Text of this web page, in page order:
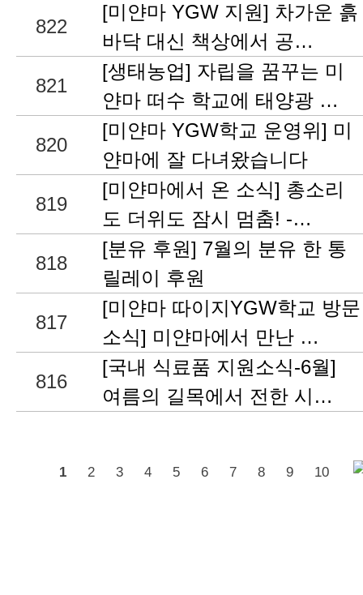
822
[미얀마 YGW 지원] 차가운 흙
바닥 대신 책상에서 공…
821
[생태농업] 자립을 꿈꾸는 미
얀마 떠수 학교에 태양광 …
820
[미얀마 YGW학교 운영위] 미
얀마에 잘 다녀왔습니다
819
[미얀마에서 온 소식] 총소리
도 더위도 잠시 멈춤! -…
818
[분유 후원] 7월의 분유 한 통
릴레이 후원
817
[미얀마 따이지YGW학교 방문
소식] 미얀마에서 만난 …
816
[국내 식료품 지원소식-6월]
여름의 길목에서 전한 시…
1 2 3 4 5 6 7 8 9 10